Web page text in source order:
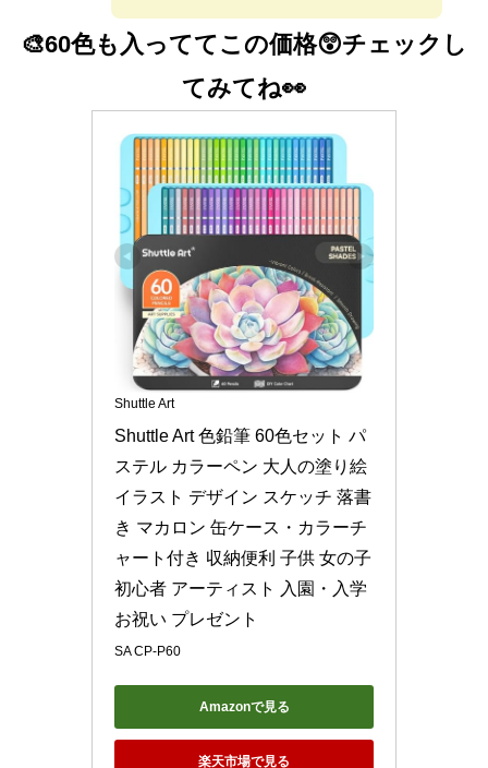
🎨60色も入っててこの価格😲チェックし
てみてね👀
Shuttle Art
Shuttle Art 色鉛筆 60色セット パ
ステル カラーペン 大人の塗り絵
イラスト デザイン スケッチ 落書
き マカロン 缶ケース・カラーチ
ャート付き 収納便利 子供 女の子
初心者 アーティスト 入園・入学
お祝い プレゼント
SA CP-P60
Amazonで見る
楽天市場で見る